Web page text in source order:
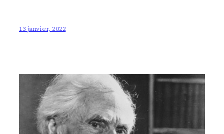
13 janvier, 2022